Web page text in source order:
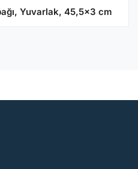
Yuvarlak, 45,5x3 cm